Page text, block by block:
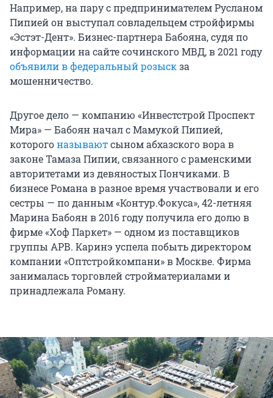
Например, на пару с предпринимателем Русланом
Пипией он выступал совладельцем стройфирмы
«Эстэт-Дент». Бизнес-партнера Бабояна, судя по
информации на сайте сочинского МВД, в 2021 году
объявили в федеральный розыскза
мошенничество.
Другое дело — компанию «Инвестстрой Проспект
Мира» — Бабоян начал с Мамукой Пипией,
которогоназываютсыном абхазского вора в
законе Тамаза Пипии, связанного с раменскими
авторитетами из девяностых Пончиками. В
бизнесе Романа в разное время участвовали и его
сестры — по данным «Контур.Фокуса», 42-летняя
Марина Бабоян в 2016 году получила его долю в
фирме «Хоф Паркет» — одном из поставщиков
группы АРВ. Каринэ успела побыть директором
компании «Оптстройкомпани» в Москве. Фирма
занималась торговлей стройматериалами и
принадлежала Роману.